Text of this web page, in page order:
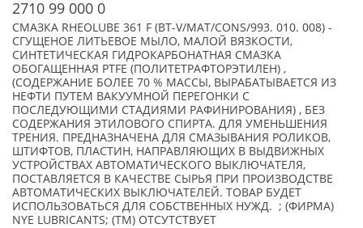
2710 99 000 0
CМАЗКА RHEOLUBE 361 F (BT-V/MAT/CONS/993. 010. 008) -
СГУЩЕНОЕ ЛИТЬЕВОЕ МЫЛО, МАЛОЙ ВЯЗКОСТИ,
CИНТЕТИЧЕСКАЯ ГИДРОКАРБОНАТНАЯ СМАЗКА
ОБОГАЩЕННАЯ PTFE (ПОЛИТЕТРАФТОРЭТИЛЕН) ,
(СОДЕРЖАНИЕ БОЛЕЕ 70 % МАССЫ, ВЫРАБАТЫВАЕТСЯ ИЗ
НЕФТИ ПУТЕМ ВАКУУМНОЙ ПЕРЕГОНКИ С
ПОСЛЕДУЮЩИМИ СТАДИЯМИ РАФИНИРОВАНИЯ) , БЕЗ
СОДЕРЖАНИЯ ЭТИЛОВОГО СПИРТА. ДЛЯ УМЕНЬШЕНИЯ
ТРЕНИЯ. ПРЕДНАЗНАЧЕНА ДЛЯ СМАЗЫВАНИЯ РОЛИКОВ,
ШТИФТОВ, ПЛАСТИН, НАПРАВЛЯЮЩИХ В ВЫДВИЖНЫХ
УСТРОЙСТВАХ АВТОМАТИЧЕСКОГО ВЫКЛЮЧАТЕЛЯ,
ПОСТАВЛЯЕТСЯ В КАЧЕСТВЕ СЫРЬЯ ПРИ ПРОИЗВОДСТВЕ
АВТОМАТИЧЕСКИХ ВЫКЛЮЧАТЕЛЕЙ. ТОВАР БУДЕТ
ИСПОЛЬЗОВАТЬСЯ ДЛЯ СОБСТВЕННЫХ НУЖД. ; (ФИРМА)
NYE LUBRICANTS; (TM) ОТСУТСТВУЕТ